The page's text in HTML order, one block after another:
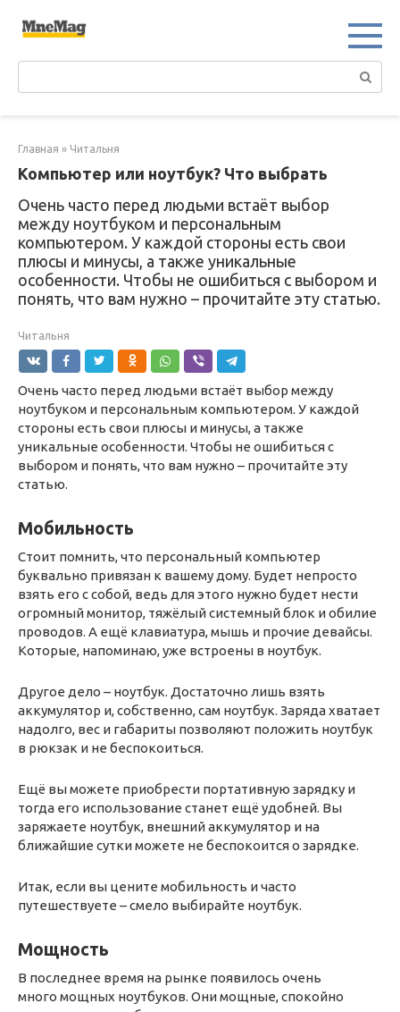
Главная » Читальня
Компьютер или ноутбук? Что выбрать
Очень часто перед людьми встаёт выбор
между ноутбуком и персональным
компьютером. У каждой стороны есть свои
плюсы и минусы, а также уникальные
особенности. Чтобы не ошибиться с выбором и
понять, что вам нужно – прочитайте эту статью.
Читальня
Очень часто перед людьми встаёт выбор между
ноутбуком и персональным компьютером. У каждой
стороны есть свои плюсы и минусы, а также
уникальные особенности. Чтобы не ошибиться с
выбором и понять, что вам нужно – прочитайте эту
статью.
Мобильность
Стоит помнить, что персональный компьютер
буквально привязан к вашему дому. Будет непросто
взять его с собой, ведь для этого нужно будет нести
огромный монитор, тяжёлый системный блок и обилие
проводов. А ещё клавиатура, мышь и прочие девайсы.
Которые, напоминаю, уже встроены в ноутбук.
Другое дело – ноутбук. Достаточно лишь взять
аккумулятор и, собственно, сам ноутбук. Заряда хватает
надолго, вес и габариты позволяют положить ноутбук
в рюкзак и не беспокоиться.
Ещё вы можете приобрести портативную зарядку и
тогда его использование станет ещё удобней. Вы
заряжаете ноутбук, внешний аккумулятор и на
ближайшие сутки можете не беспокоится о зарядке.
Итак, если вы цените мобильность и часто
путешествуете – смело выбирайте ноутбук.
Мощность
В последнее время на рынке появилось очень
много мощных ноутбуков. Они мощные, спокойно